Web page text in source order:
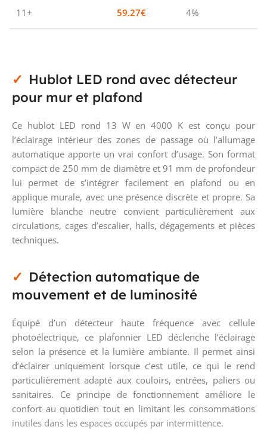
11+ 59.27€ 4%
Hublot LED rond avec détecteur
pour mur et plafond
Ce hublot LED rond 13 W en 4000 K est conçu pour
l’éclairage intérieur des zones de passage où l’allumage
automatique apporte un vrai confort d’usage. Son format
compact de 250 mm de diamètre et 91 mm de profondeur
lui permet de s’intégrer facilement en plafond ou en
applique murale, avec une présence discrète et propre. Sa
lumière blanche neutre convient particulièrement aux
circulations, cages d’escalier, halls, dégagements et pièces
techniques.
Détection automatique de
mouvement et de luminosité
Équipé d’un détecteur haute fréquence avec cellule
photoélectrique, ce plafonnier LED déclenche l’éclairage
selon la présence et la lumière ambiante. Il permet ainsi
d’éclairer uniquement lorsque c’est utile, ce qui le rend
particulièrement adapté aux couloirs, entrées, paliers ou
sanitaires. Ce principe de fonctionnement améliore le
confort au quotidien tout en limitant les consommations
inutiles dans les espaces occupés par intermittence.